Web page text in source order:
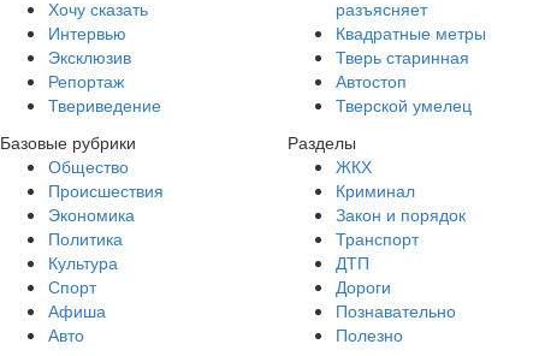
Хочу сказать
Интервью
Эксклюзив
Репортаж
Твериведение
разъясняет
Квадратные метры
Тверь старинная
Автостоп
Тверской умелец
Базовые рубрики
Общество
Происшествия
Экономика
Политика
Культура
Спорт
Афиша
Авто
Разделы
ЖКХ
Криминал
Закон и порядок
Транспорт
ДТП
Дороги
Познавательно
Полезно